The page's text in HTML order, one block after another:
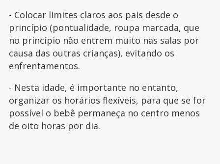
- Colocar limites claros aos pais desde o
princípio (pontualidade, roupa marcada, que
no princípio não entrem muito nas salas por
causa das outras crianças), evitando os
enfrentamentos.
- Nesta idade, é importante no entanto,
organizar os horários flexíveis, para que se for
possível o bebê permaneça no centro menos
de oito horas por dia.